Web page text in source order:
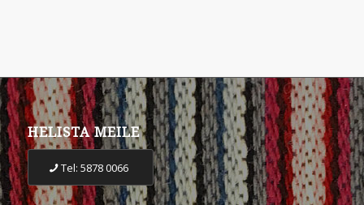
HELISTA MEILE
Tel: 5878 0066